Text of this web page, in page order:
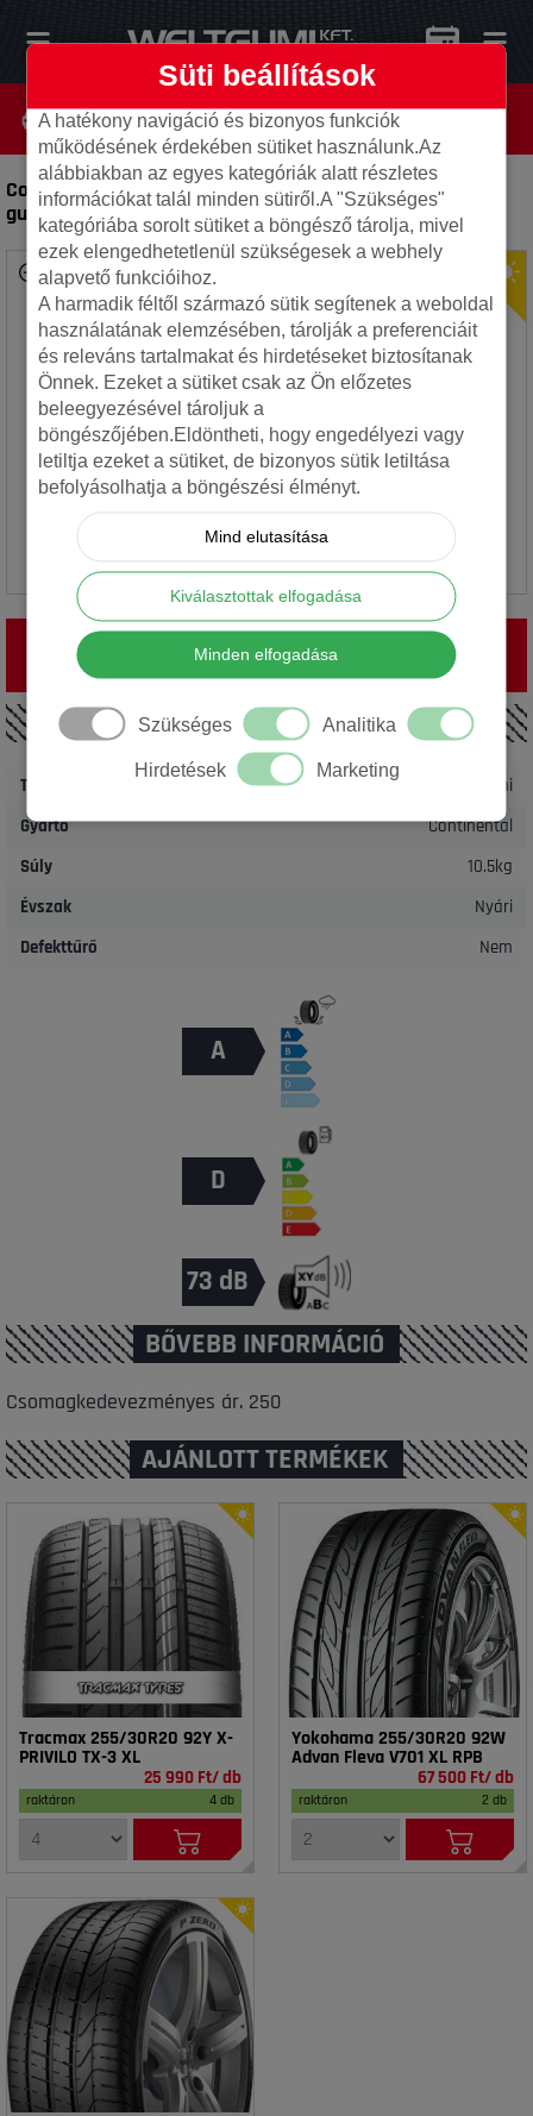
Continental 255/30R20 92Y SportContact 7 XL FR-
gumi
A termék jelenleg nem elérhető.
RÉSZLETEK
Termék
Autó gumi
Gyártó
Continental
Súly
10.5kg
Évszak
Nyári
Defekttűrő
Nem
A
D
73 dB
BŐVEBB INFORMÁCIÓ
Csomagkedevezményes ár. 250
AJÁNLOTT TERMÉKEK
Tracmax 255/30R20 92Y X-
PRIVILO TX-3 XL
25 990 Ft/ db
raktáron 4 db
Yokohama 255/30R20 92W
Advan Fleva V701 XL RPB
67 500 Ft/ db
raktáron 2 db
Süti beállítások
A hatékony navigáció és bizonyos funkciók
működésének érdekében sütiket használunk.Az
alábbiakban az egyes kategóriák alatt részletes
információkat talál minden sütiről.A "Szükséges"
kategóriába sorolt sütiket a böngésző tárolja, mivel
ezek elengedhetetlenül szükségesek a webhely
alapvető funkcióihoz.
A harmadik féltől származó sütik segítenek a weboldal
használatának elemzésében, tárolják a preferenciáit
és releváns tartalmakat és hirdetéseket biztosítanak
Önnek. Ezeket a sütiket csak az Ön előzetes
beleegyezésével tároljuk a
böngészőjében.Eldöntheti, hogy engedélyezi vagy
letiltja ezeket a sütiket, de bizonyos sütik letiltása
befolyásolhatja a böngészési élményt.
Mind elutasítása
Kiválasztottak elfogadása
Minden elfogadása
Szükséges Analitika
Hirdetések Marketing